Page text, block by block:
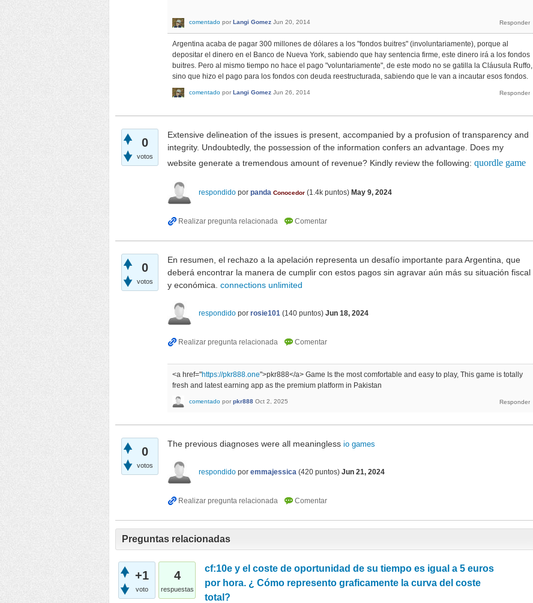
comentado por Langi Gomez Jun 20, 2014
Argentina acaba de pagar 300 millones de dólares a los "fondos buitres" (involuntariamente), porque al
depositar el dinero en el Banco de Nueva York, sabiendo que hay sentencia firme, este dinero irá a los fondos
buitres. Pero al mismo tiempo no hace el pago "voluntariamente", de este modo no se gatilla la Cláusula Ruffo,
sino que hizo el pago para los fondos con deuda reestructurada, sabiendo que le van a incautar esos fondos.
comentado por Langi Gomez Jun 26, 2014
0
votos
Extensive delineation of the issues is present, accompanied by a profusion of transparency and
integrity. Undoubtedly, the possession of the information confers an advantage. Does my
website generate a tremendous amount of revenue? Kindly review the following: quordle game
respondido por panda Conocedor (1.4k puntos) May 9, 2024
0
votos
En resumen, el rechazo a la apelación representa un desafío importante para Argentina, que
deberá encontrar la manera de cumplir con estos pagos sin agravar aún más su situación fiscal
y económica. connections unlimited
respondido por rosie101 (140 puntos) Jun 18, 2024
<a href="https://pkr888.one">pkr888</a> Game Is the most comfortable and easy to play, This game is totally
fresh and latest earning app as the premium platform in Pakistan
comentado por pkr888 Oct 2, 2025
0
votos
The previous diagnoses were all meaningless io games
respondido por emmajessica (420 puntos) Jun 21, 2024
Preguntas relacionadas
+1
voto
4
respuestas
cf:10e y el coste de oportunidad de su tiempo es igual a 5 euros
por hora. ¿ Cómo represento graficamente la curva del coste
total?